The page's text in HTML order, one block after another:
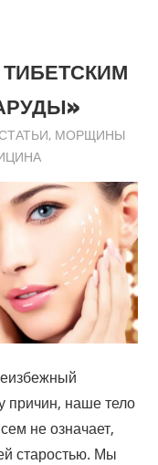
, МОРЩИНЫ
причин, наше тело
не означает,
старостью. Мы